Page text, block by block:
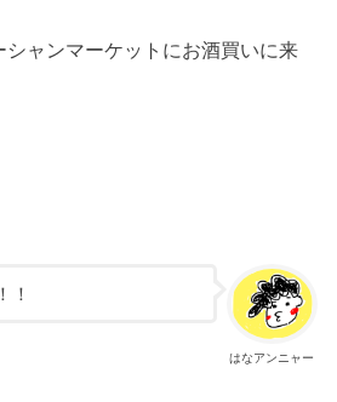
シャンマーケットにお酒買いに来
はなアンニャー
！